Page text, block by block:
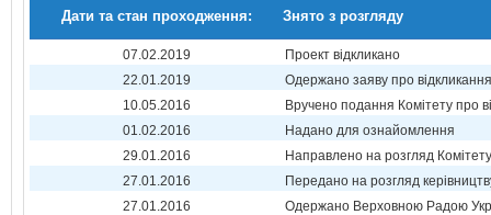
Дати та стан проходження: Знято з розгляду
07.02.2019
Проект відкликано
22.01.2019
Одержано заяву про відкликання
10.05.2016
Вручено подання Комітету про
01.02.2016
Надано для ознайомлення
29.01.2016
Направлено на розгляд Комітету
27.01.2016
Передано на розгляд
27.01.2016
Одержано Верховною Радою